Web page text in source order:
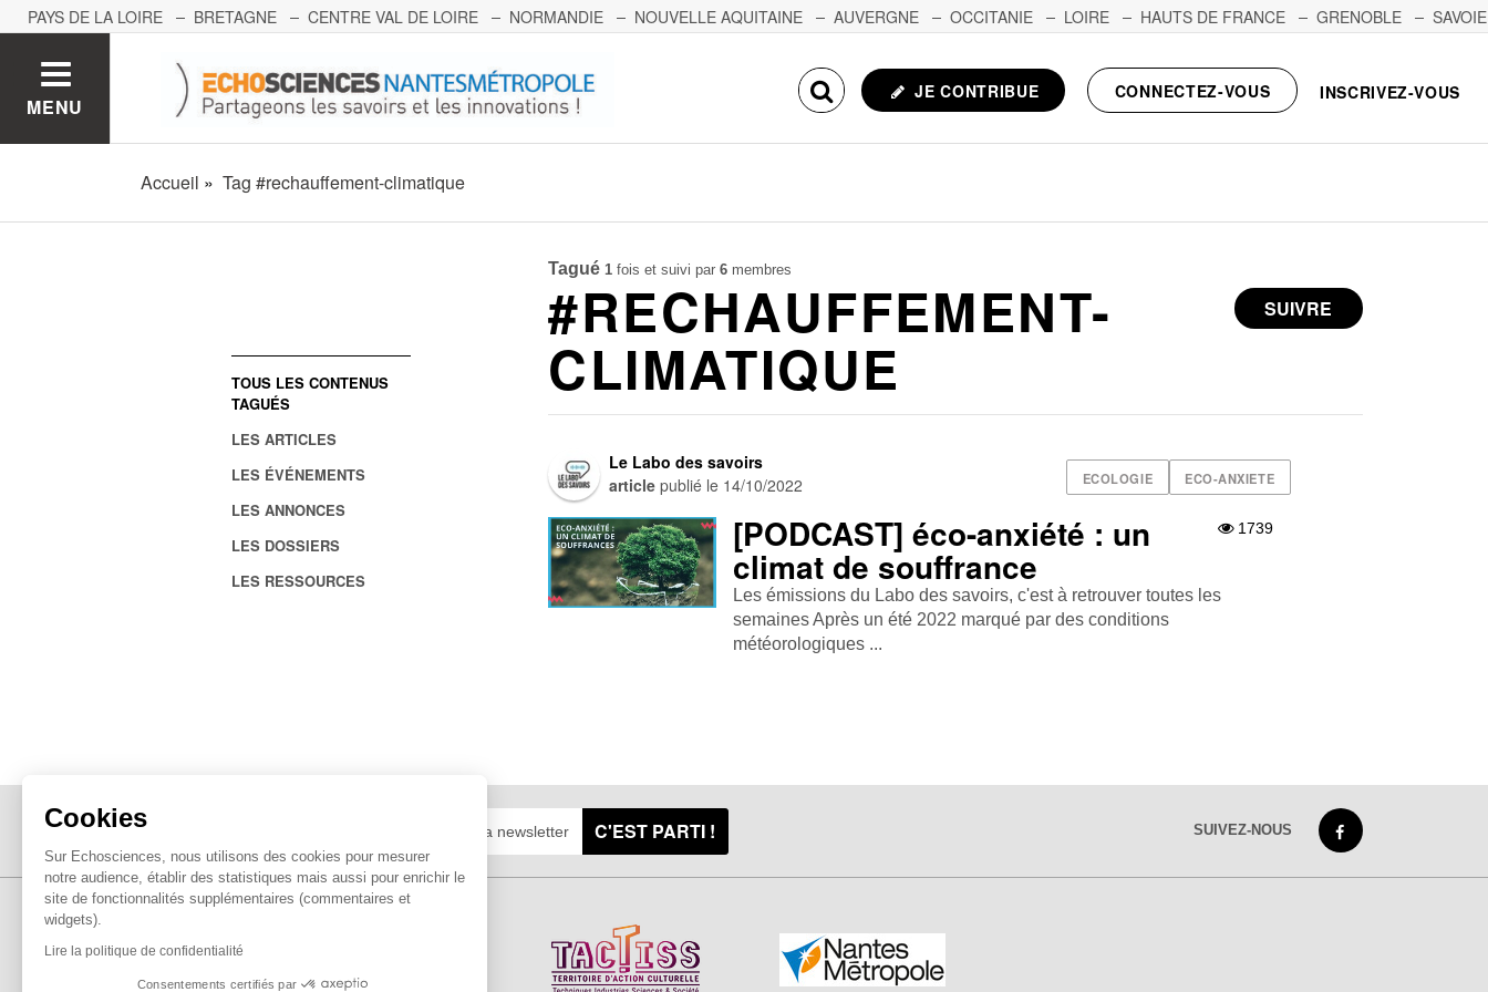
Cookies
Sur Echosciences, nous utilisons des cookies pour mesurer
notre audience, établir des statistiques mais aussi pour enrichir le
site de fonctionnalités supplémentaires (commentaires et
widgets).
Lire la politique de confidentialité
Consentements certifiés par
PAYS DE LA LOIRE BRETAGNE CENTRE VAL DE LOIRE NORMANDIE NOUVELLE AQUITAINE AUVERGNE OCCITANIE LOIRE HAUTS DE FRANCE GRENOBLE
SAVOIE
MENU
JE CONTRIBUE CONNECTEZ-VOUS INSCRIVEZ-VOUS
Accueil Tag #rechauffement-climatique
TOUS LES CONTENUS
TAGUÉS
LES ARTICLES
LES ÉVÉNEMENTS
LES ANNONCES
LES DOSSIERS
LES RESSOURCES
Tagué 1 fois et suivi par6 membres
SUIVRE
#RECHAUFFEMENT-
CLIMATIQUE
ECOLOGIE ECO-ANXIETE
Le Labo des savoirs
article publié le 14/10/2022
1739
[PODCAST] éco-anxiété : un
climat de souffrance
Les émissions du Labo des savoirs, c'est à retrouver toutes les
semaines Après un été 2022 marqué par des conditions
météorologiques ...
C'EST PARTI ! SUIVEZ-NOUS